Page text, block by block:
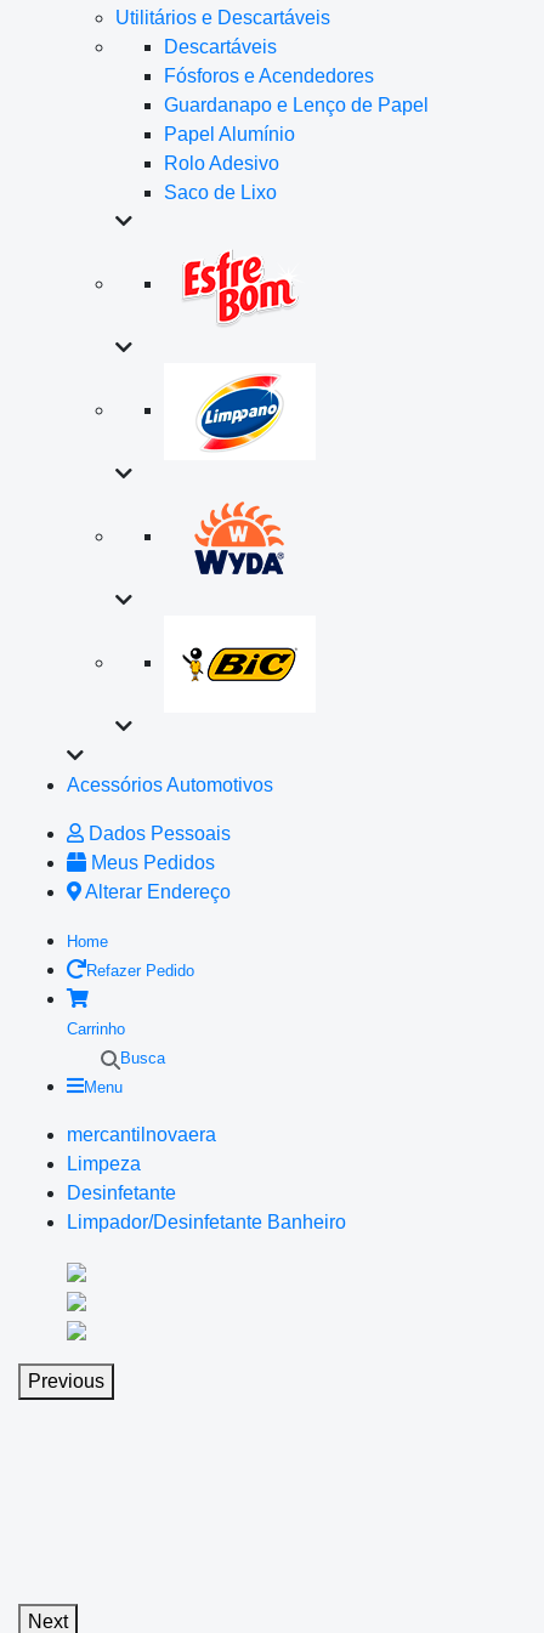
Utilitários e Descartáveis
Descartáveis
Fósforos e Acendedores
Guardanapo e Lenço de Papel
Papel Alumínio
Rolo Adesivo
Saco de Lixo
Acessórios Automotivos
Dados Pessoais
Meus Pedidos
Alterar Endereço
Home
Refazer Pedido
Carrinho
Busca
Menu
mercantilnovaera
Limpeza
Desinfetante
Limpador/Desinfetante Banheiro
Previous
Next